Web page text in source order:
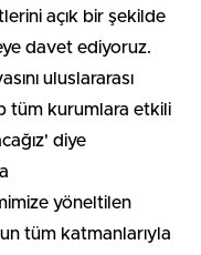
açık bir şekilde
davet ediyoruz.
uluslararası
tüm kurumlara etkili
diye
yöneltilen
tüm katmanlarıyla